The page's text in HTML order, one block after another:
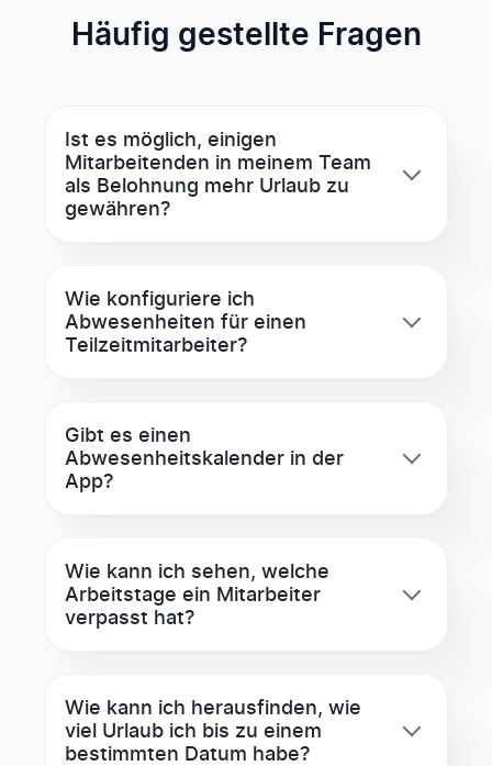
Häufig gestellte Fragen
Ist es möglich, einigen
Mitarbeitenden in meinem Team
als Belohnung mehr Urlaub zu
gewähren?
Wie konfiguriere ich
Abwesenheiten für einen
Teilzeitmitarbeiter?
Gibt es einen
Abwesenheitskalender in der
App?
Wie kann ich sehen, welche
Arbeitstage ein Mitarbeiter
verpasst hat?
Wie kann ich herausfinden, wie
viel Urlaub ich bis zu einem
bestimmten Datum habe?